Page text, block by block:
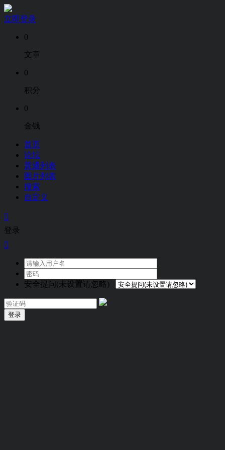
立即登录
0
文章
0
积分
0
金钱
首页
论坛
普通列表
图片列表
搜索
自定义

登录

安全提问(未设置请忽略)
登录